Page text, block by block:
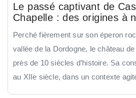
Le passé captivant de
Chapelle : des origines à
Perché fièrement sur son éperon
vallée de la Dordogne, le château
près de 10 siècles d’histoire. Sa
au XIIe siècle, dans un contexte